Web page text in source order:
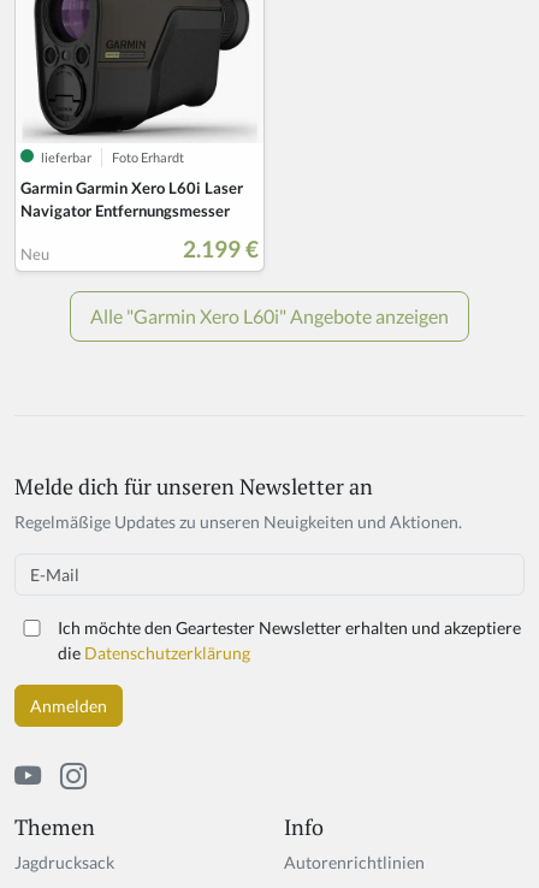
Themen
Jagdrucksack
Info
Autorenrichtlinien
Melde dich für unseren Newsletter an
Regelmäßige Updates zu unseren Neuigkeiten und Aktionen.
Email
Ich möchte den Geartester Newsletter erhalten und akzeptiere
die Datenschutzerklärung